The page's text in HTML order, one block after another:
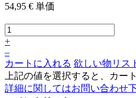
54,95 € 単価
+
–
カートに入れる 欲しい物リス
上記の値を選択すると、カー
詳細に関してはお問い合わせ下